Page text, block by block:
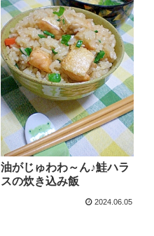
油がじゅわわ～ん♪鮭ハラ
スの炊き込み飯
2024.06.05